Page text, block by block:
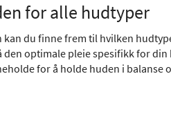
for alle hudtyper
kan du finne frem til hvilken
den optimale pleie spesifikk for
for å holde huden i balanse